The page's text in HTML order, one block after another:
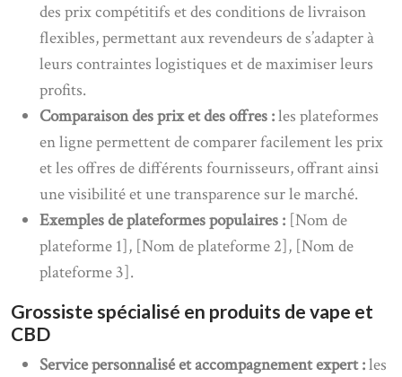
des prix compétitifs et des conditions de livraison
flexibles, permettant aux revendeurs de s’adapter à
leurs contraintes logistiques et de maximiser leurs
profits.
Comparaison des prix et des offres :les plateformes
en ligne permettent de comparer facilement les prix
et les offres de différents fournisseurs, offrant ainsi
une visibilité et une transparence sur le marché.
Exemples de plateformes populaires : [Nom de
plateforme 1], [Nom de plateforme 2], [Nom de
plateforme 3].
Grossiste spécialisé en produits de vape et
CBD
Service personnalisé et accompagnement expert :les